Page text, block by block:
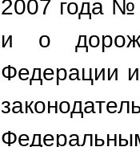
2007 года №
и о
Федерации